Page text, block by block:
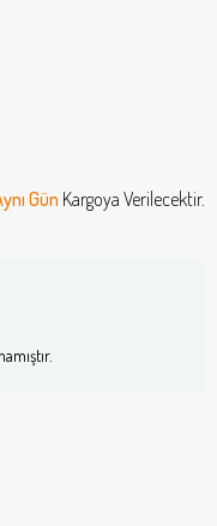
Gün Kargoya Verilecektir.